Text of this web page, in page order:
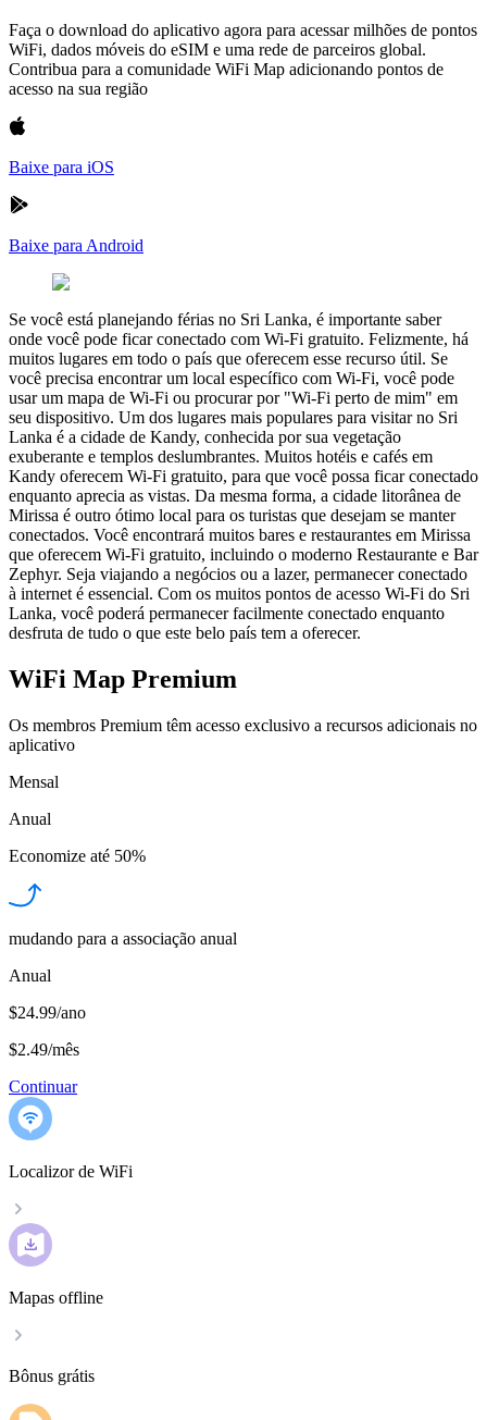
Faça o download do aplicativo agora para acessar milhões de pontos
WiFi, dados móveis do eSIM e uma rede de parceiros global.
Contribua para a comunidade WiFi Map adicionando pontos de
acesso na sua região
Baixe para iOS
Baixe para Android
Se você está planejando férias no Sri Lanka, é importante saber
onde você pode ficar conectado com Wi-Fi gratuito. Felizmente, há
muitos lugares em todo o país que oferecem esse recurso útil. Se
você precisa encontrar um local específico com Wi-Fi, você pode
usar um mapa de Wi-Fi ou procurar por "Wi-Fi perto de mim" em
seu dispositivo. Um dos lugares mais populares para visitar no Sri
Lanka é a cidade de Kandy, conhecida por sua vegetação
exuberante e templos deslumbrantes. Muitos hotéis e cafés em
Kandy oferecem Wi-Fi gratuito, para que você possa ficar conectado
enquanto aprecia as vistas. Da mesma forma, a cidade litorânea de
Mirissa é outro ótimo local para os turistas que desejam se manter
conectados. Você encontrará muitos bares e restaurantes em Mirissa
que oferecem Wi-Fi gratuito, incluindo o moderno Restaurante e Bar
Zephyr. Seja viajando a negócios ou a lazer, permanecer conectado
à internet é essencial. Com os muitos pontos de acesso Wi-Fi do Sri
Lanka, você poderá permanecer facilmente conectado enquanto
desfruta de tudo o que este belo país tem a oferecer.
WiFi Map Premium
Os membros Premium têm acesso exclusivo a recursos adicionais no
aplicativo
Mensal
Anual
Economize até 50%
mudando para a associação anual
Anual
$24.99/ano
$2.49/mês
Continuar
Localizor de WiFi
Mapas offline
Bônus grátis